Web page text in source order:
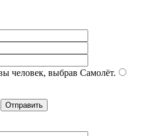
человек, выбрав Самолёт.